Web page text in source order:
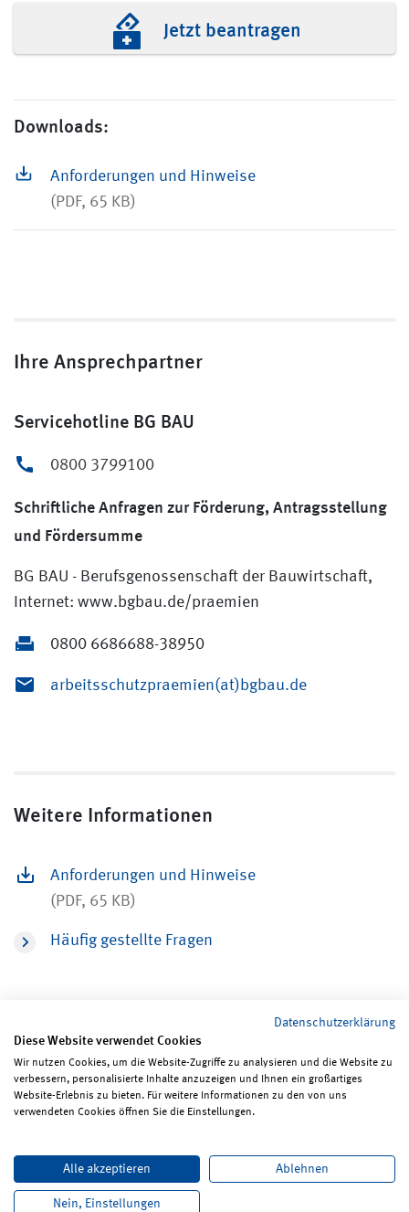
Jetzt beantragen
Downloads:
Anforderungen und Hinweise
(PDF, 65 KB)
Ihre Ansprechpartner
Servicehotline BG BAU
0800 3799100
Schriftliche Anfragen zur Förderung, Antragsstellung
und Fördersumme
BG BAU - Berufsgenossenschaft der Bauwirtschaft,
Internet: www.bgbau.de/praemien
0800 6686688-38950
arbeitsschutzpraemien(at)bgbau.de
Weitere Informationen
Anforderungen und Hinweise
(PDF, 65 KB)
Häufig gestellte Fragen
Seite teilen Seite drucken
Erklärung zur Barrierefreiheit
ReadSpeaker
Bildrechte
Karriere
Newsletter Kontakt
Datenschutzerklärung
Diese Website verwendet Cookies
Wir nutzen Cookies, um die Website-Zugriffe zu analysieren und die Website zu
verbessern, personalisierte Inhalte anzuzeigen und Ihnen ein großartiges
Website-Erlebnis zu bieten. Für weitere Informationen zu den von uns
verwendeten Cookies öffnen Sie die Einstellungen.
Alle akzeptieren Ablehnen
Nein, Einstellungen